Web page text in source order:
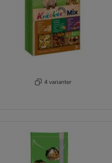
4 varianter